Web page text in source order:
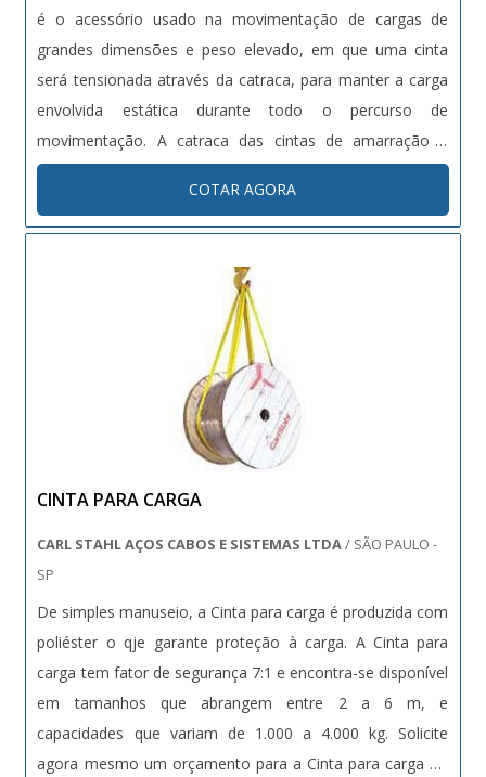
é o acessório usado na movimentação de cargas de
grandes dimensões e peso elevado, em que uma cinta
será tensionada através da catraca, para manter a carga
envolvida estática durante todo o percurso de
movimentação. A catraca das cintas de amarração é
produzida em aço especial galvanizado, para realizar uma
lacração eficiente; já a cinta, geralmente é feita com
poliéster para suportar ...
COTAR AGORA
CINTA PARA CARGA
CARL STAHL AÇOS CABOS E SISTEMAS LTDA/ SÃO PAULO -
SP
De simples manuseio, a Cinta para carga é produzida com
poliéster o qje garante proteção à carga. A Cinta para
carga tem fator de segurança 7:1 e encontra-se disponível
em tamanhos que abrangem entre 2 a 6 m, e
capacidades que variam de 1.000 a 4.000 kg. Solicite
agora mesmo um orçamento para a Cinta para carga no